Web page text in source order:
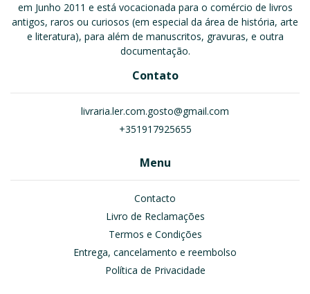
em Junho 2011 e está vocacionada para o comércio de livros
antigos, raros ou curiosos (em especial da área de história, arte
e literatura), para além de manuscritos, gravuras, e outra
documentação.
Contato
livraria.ler.com.gosto@gmail.com
+351917925655
Menu
Contacto
Livro de Reclamações
Termos e Condições
Entrega, cancelamento e reembolso
Política de Privacidade